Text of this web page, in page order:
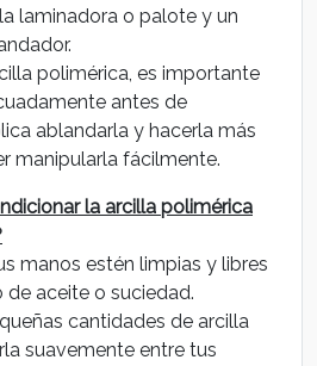
laminadora o palote y un
polimérica, es importante
antes de
ablandarla y hacerla más
manipularla fácilmente.
la arcilla polimérica
manos estén limpias y libres
de aceite o suciedad.
cantidades de arcilla
suavemente entre tus